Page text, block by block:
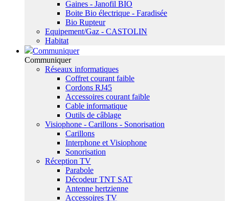
Gaines - Janofil BIO
Boite Bio électrique - Faradisée
Bio Rupteur
Equipement/Gaz - CASTOLIN
Habitat
Communiquer
Communiquer
Réseaux informatiques
Coffret courant faible
Cordons RJ45
Accessoires courant faible
Cable informatique
Outils de câblage
Visiophone - Carillons - Sonorisation
Carillons
Interphone et Visiophone
Sonorisation
Réception TV
Parabole
Décodeur TNT SAT
Antenne hertzienne
Accessoires TV